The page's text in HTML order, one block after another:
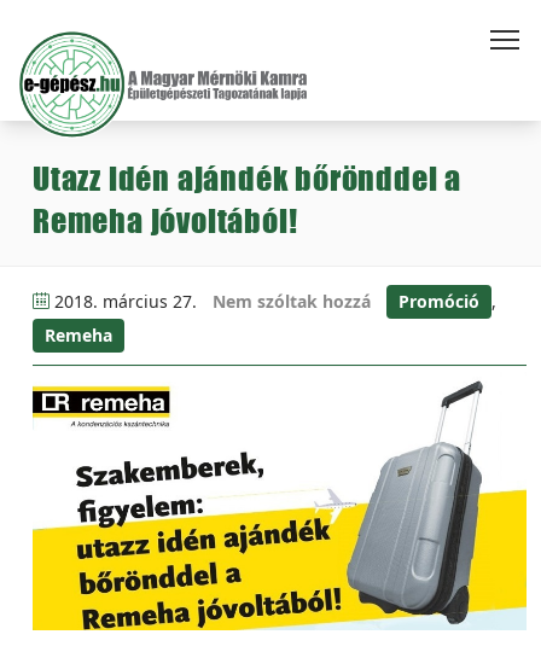
Utazz idén ajándék bőrönddel a
Remeha jóvoltából!
2018. március 27. Nem szóltak hozzá Promóció
,
Remeha